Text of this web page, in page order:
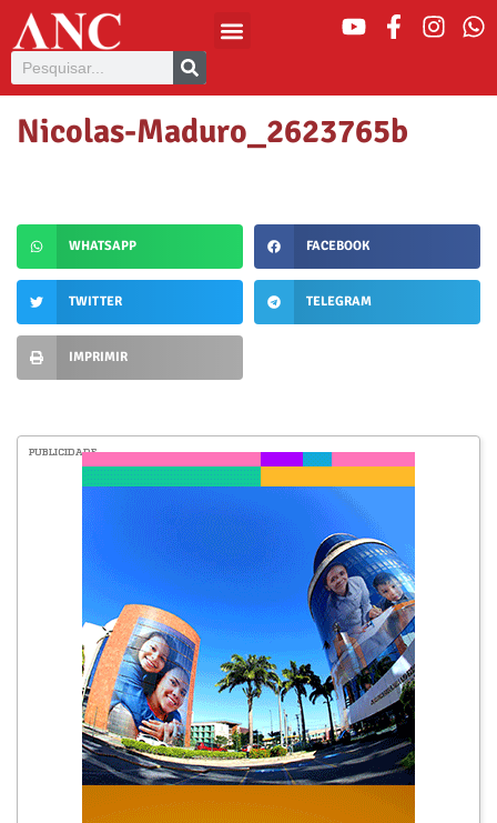
Nicolas-Maduro_2623765b
WHATSAPP FACEBOOK
TWITTER TELEGRAM
IMPRIMIR
PUBLICIDADE